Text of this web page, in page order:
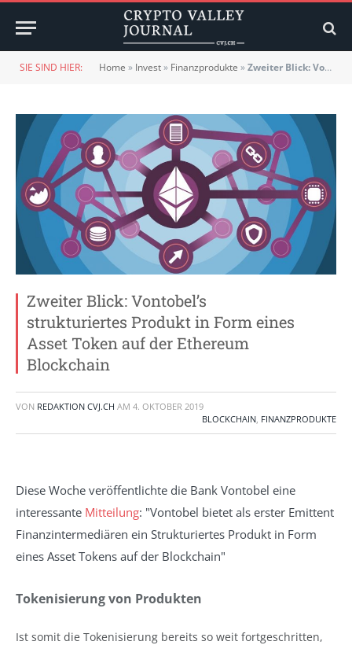
SIE SIND HIER: Home » Invest» Finanzprodukte »Zweiter Blick: Vontobel’s strukturiertes Produkt in Form eines Asset Token auf der Ethereum Blockchain
Zweiter Blick: Vontobel’s
strukturiertes Produkt in Form eines
Asset Token auf der Ethereum
Blockchain
VON REDAKTION CVJ.CH AM 4. OKTOBER 2019
BLOCKCHAIN, FINANZPRODUKTE
Diese Woche veröffentlichte die Bank Vontobel eine
interessante Mitteilung: "Vontobel bietet als erster Emittent
Finanzintermediären ein Strukturiertes Produkt in Form
eines Asset Tokens auf der Blockchain"
Tokenisierung von Produkten
Ist somit die Tokenisierung bereits so weit fortgeschritten,